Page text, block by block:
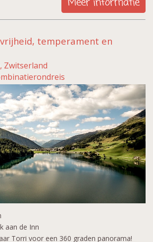
temperament en
Zwitserland
aan de Inn
Torri voor een 360 graden panorama!